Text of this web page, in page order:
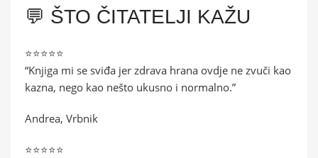
💬 ŠTO ČITATELJI KAŽU
⭐⭐⭐⭐⭐
“Knjiga mi se sviđa jer zdrava hrana ovdje ne zvuči kao
kazna, nego kao nešto ukusno i normalno.”
Andrea, Vrbnik
⭐⭐⭐⭐⭐